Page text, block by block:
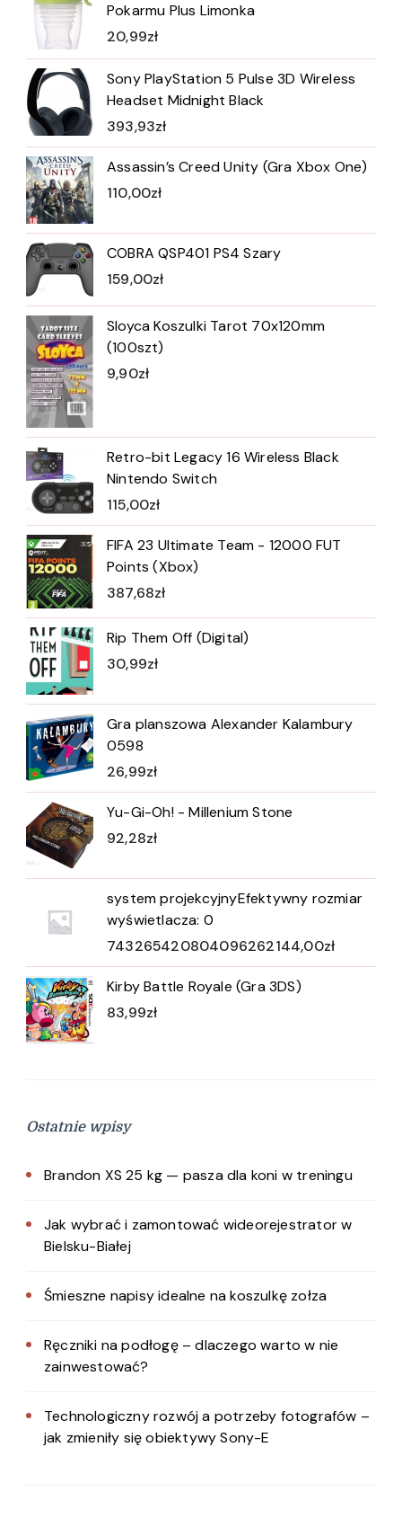
Pokarmu Plus Limonka
20,99zł
Sony PlayStation 5 Pulse 3D Wireless
Headset Midnight Black
393,93zł
Assassin’s Creed Unity (Gra Xbox One)
110,00zł
COBRA QSP401 PS4 Szary
159,00zł
Sloyca Koszulki Tarot 70x120mm
(100szt)
9,90zł
Retro-bit Legacy 16 Wireless Black
Nintendo Switch
115,00zł
FIFA 23 Ultimate Team - 12000 FUT
Points (Xbox)
387,68zł
Rip Them Off (Digital)
30,99zł
Gra planszowa Alexander Kalambury
0598
26,99zł
Yu-Gi-Oh! - Millenium Stone
92,28zł
system projekcyjnyEfektywny rozmiar
wyświetlacza: 0
743265420804096262144,00zł
Kirby Battle Royale (Gra 3DS)
83,99zł
Ostatnie wpisy
Brandon XS 25 kg — pasza dla koni w treningu
Jak wybrać i zamontować wideorejestrator w
Bielsku-Białej
Śmieszne napisy idealne na koszulkę zołza
Ręczniki na podłogę – dlaczego warto w nie
zainwestować?
Technologiczny rozwój a potrzeby fotografów –
jak zmieniły się obiektywy Sony-E